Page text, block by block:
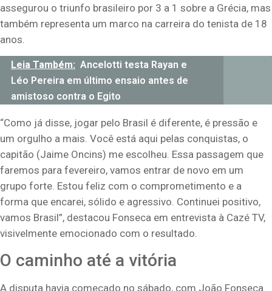
assegurou o triunfo brasileiro por 3 a 1 sobre a Grécia, mas
também representa um marco na carreira do tenista de 18
anos.
Leia Também: Ancelotti testa Rayan e
Léo Pereira em último ensaio antes de
amistoso contra o Egito
“Como já disse, jogar pelo Brasil é diferente, é pressão e
um orgulho a mais. Você está aqui pelas conquistas, o
capitão (Jaime Oncins) me escolheu. Essa passagem que
faremos para fevereiro, vamos entrar de novo em um
grupo forte. Estou feliz com o comprometimento e a
forma que encarei, sólido e agressivo. Continuei positivo,
vamos Brasil”, destacou Fonseca em entrevista à Cazé TV,
visivelmente emocionado com o resultado.
O caminho até a vitória
A disputa havia começado no sábado, com João Fonseca